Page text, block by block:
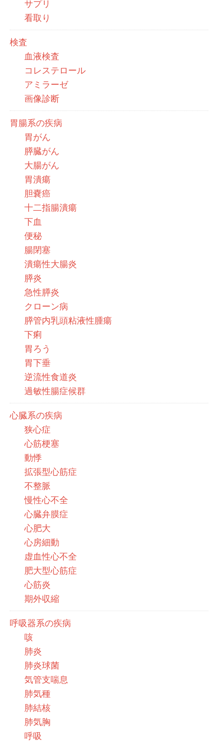
サプリ
看取り
検査
血液検査
コレステロール
アミラーゼ
画像診断
胃腸系の疾病
胃がん
膵臓がん
大腸がん
胃潰瘍
胆嚢癌
十二指腸潰瘍
下血
便秘
腸閉塞
潰瘍性大腸炎
膵炎
急性膵炎
クローン病
膵管内乳頭粘液性腫瘍
下痢
胃ろう
胃下垂
逆流性食道炎
過敏性腸症候群
心臓系の疾病
狭心症
心筋梗塞
動悸
拡張型心筋症
不整脈
慢性心不全
心臓弁膜症
心肥大
心房細動
虚血性心不全
肥大型心筋症
心筋炎
期外収縮
呼吸器系の疾病
咳
肺炎
肺炎球菌
気管支喘息
肺気種
肺結核
肺気胸
呼吸